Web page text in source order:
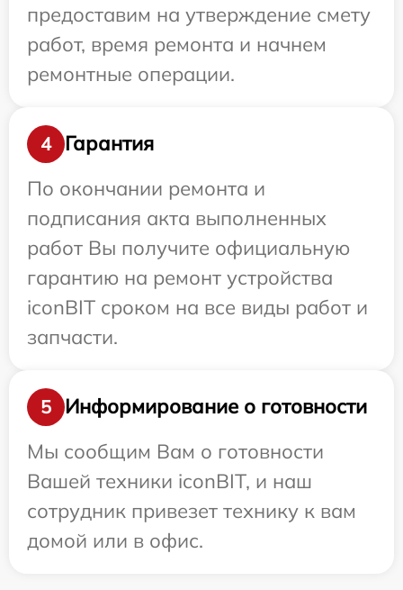
предоставим на утверждение смету
работ, время ремонта и начнем
ремонтные операции.
4
Гарантия
По окончании ремонта и
подписания акта выполненных
работ Вы получите официальную
гарантию на ремонт устройства
iconBIT сроком на все виды работ и
запчасти.
5
Информирование о готовности
Мы сообщим Вам о готовности
Вашей техники iconBIT, и наш
сотрудник привезет технику к вам
домой или в офис.